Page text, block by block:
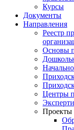
Курсы
Документы
Направления
Реестр
Основы
Центры
Проекты